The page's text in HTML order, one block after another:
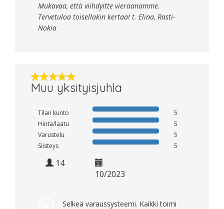
Mukavaa, että viihdyitte vieraanamme.
Tervetuloa toisellakin kertaa! t. Elina, Rasti-
Nokia
Muu yksityisjuhla
Tilan kunto
5
Hinta/laatu
5
Varustelu
5
Siisteys
5
14
10/2023
Selkeä varaussysteemi. Kaikki toimi